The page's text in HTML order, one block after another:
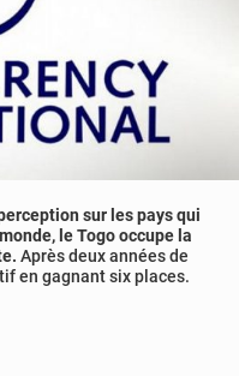
sur les pays qui
le Togo occupe la
Après deux années de
en gagnant six places.